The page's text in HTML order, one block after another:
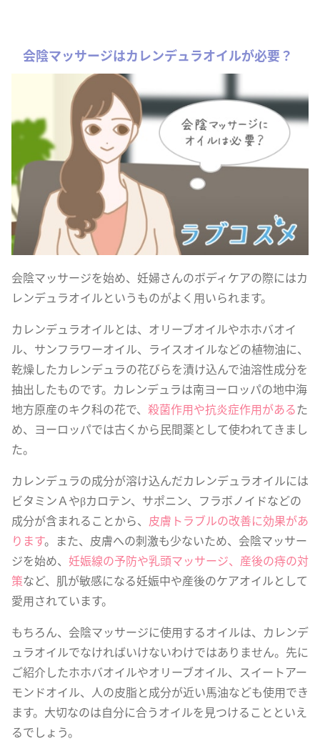
会陰マッサージはカレンデュラオイルが必要？
会陰マッサージを始め、妊婦さんのボディケアの際にはカ
レンデュラオイルというものがよく用いられます。
カレンデュラオイルとは、オリーブオイルやホホバオイ
ル、サンフラワーオイル、ライスオイルなどの植物油に、
乾燥したカレンデュラの花びらを漬け込んで油溶性成分を
抽出したものです。カレンデュラは南ヨーロッパの地中海
地方原産のキク科の花で、 殺菌作用や抗炎症作用があるた
め、ヨーロッパでは古くから民間薬として使われてきまし
た。
カレンデュラの成分が溶け込んだカレンデュラオイルには
ビタミンＡやβカロテン、サポニン、フラボノイドなどの
成分が含まれることから、 皮膚トラブルの改善に効果があ
ります。また、皮膚への刺激も少ないため、会陰マッサー
ジを始め、 妊娠線の予防や乳頭マッサージ、産後の痔の対
策など、肌が敏感になる妊娠中や産後のケアオイルとして
愛用されています。
もちろん、会陰マッサージに使用するオイルは、カレンデ
ュラオイルでなければいけないわけではありません。先に
ご紹介したホホバオイルやオリーブオイル、スイートアー
モンドオイル、人の皮脂と成分が近い馬油なども使用でき
ます。大切なのは自分に合うオイルを見つけることといえ
るでしょう。